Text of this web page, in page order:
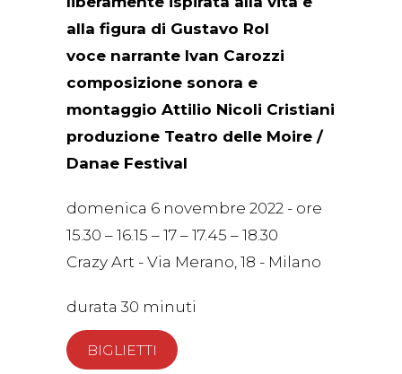
alla figura di Gustavo Rol
voce narrante Ivan Carozzi
composizione sonora e
montaggio Attilio Nicoli Cristiani
produzione Teatro delle Moire /
Danae Festival
domenica 6 novembre 2022 - ore
15.30 – 16.15 – 17 – 17.45 – 18.30
Crazy Art - Via Merano, 18 - Milano
durata 30 minuti
BIGLIETTI